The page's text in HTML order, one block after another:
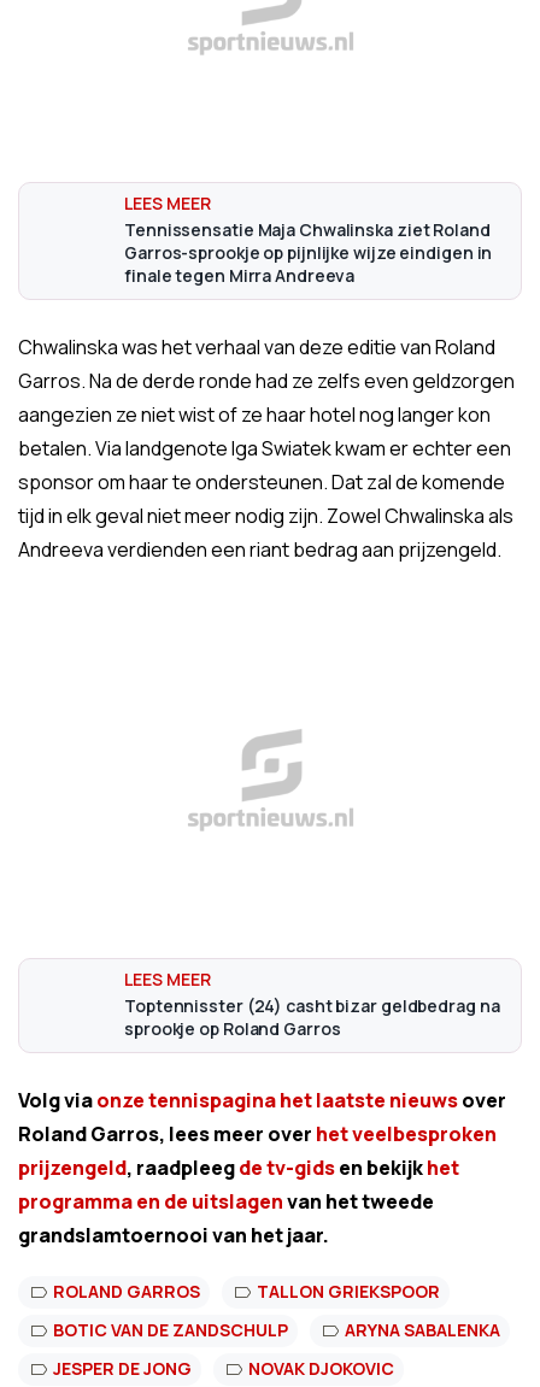
Tennissensatie Maja Chwalinska ziet Roland
Garros-sprookje op pijnlijke wijze eindigen in
finale tegen Mirra Andreeva
Chwalinska was het verhaal van deze editie van Roland
Garros. Na de derde ronde had ze zelfs even geldzorgen
aangezien ze niet wist of ze haar hotel nog langer kon
betalen. Via landgenote Iga Swiatek kwam er echter een
sponsor om haar te ondersteunen. Dat zal de komende
tijd in elk geval niet meer nodig zijn. Zowel Chwalinska als
Andreeva verdienden een riant bedrag aan prijzengeld.
Toptennisster (24) casht bizar geldbedrag na
sprookje op Roland Garros
Volg viaonze tennispagina het laatste nieuwsover
Roland Garros, lees meer over het veelbesproken
prijzengeld, raadpleegde tv-gidsen bekijkhet
programma en de uitslagenvan het tweede
grandslamtoernooi van het jaar.
ROLAND GARROS
TALLON GRIEKSPOOR
BOTIC VAN DE ZANDSCHULP
ARYNA SABALENKA
JESPER DE JONG
NOVAK DJOKOVIC